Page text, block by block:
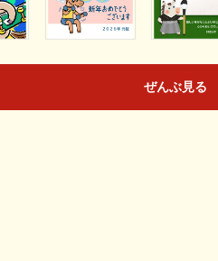
ぜんぶ見る